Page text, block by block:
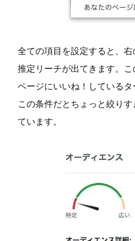
全ての項目を設定すると、
推定リーチが出てきます。
ページにいいね！しているタ
この条件だとちょっと絞り
ています。